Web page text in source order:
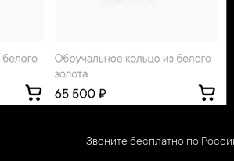
Звоните бесплатно по